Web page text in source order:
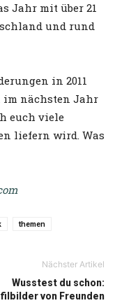
Jahr mit über 21
und rund
in 2011
im nächsten Jahr
euch viele
liefern wird. Was
themen
Nächster Artikel
Wusstest du schon:
von Freunden